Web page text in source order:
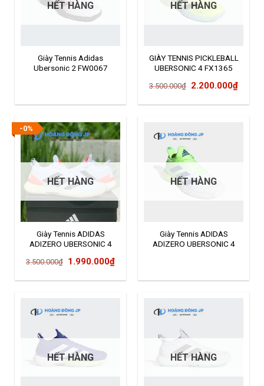
HẾT HÀNG
Giày Tennis Adidas
Ubersonic 2 FW0067
HẾT HÀNG
GIÀY TENNIS PICKLEBALL
UBERSONIC 4 FX1365
3.500.000₫ Giá
2.200.000₫Giá
-0%
HẾT HÀNG
Giày Tennis ADIDAS
ADIZERO UBERSONIC 4
3.500.000₫ Giá
1.990.000₫Giá
1.990.000₫.
HẾT HÀNG
Giày Tennis ADIDAS
ADIZERO UBERSONIC 4
HẾT HÀNG HẾT HÀNG